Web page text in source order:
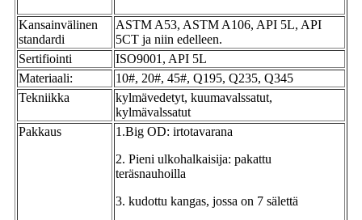
Kansainvälinen
standardi
ASTM A53, ASTM A106, API 5L, API
5CT ja niin edelleen.
Sertifiointi
ISO9001, API 5L
Materiaali:
10#, 20#, 45#, Q195, Q235, Q345
Tekniikka
kylmävedetyt, kuumavalssatut,
kylmävalssatut
Pakkaus
1.Big OD: irtotavarana
2. Pieni ulkohalkaisija: pakattu
teräsnauhoilla
3. kudottu kangas, jossa on 7 sälettä